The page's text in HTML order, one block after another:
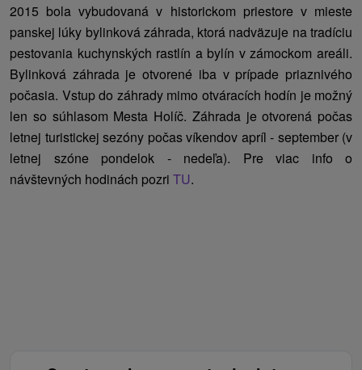
2015 bola vybudovaná v historickom priestore v mieste
panskej lúky bylinková záhrada, ktorá nadväzuje na tradíciu
pestovania kuchynských rastlín a bylín v zámockom areáli.
Bylinková záhrada je otvorené iba v prípade priaznivého
počasia. Vstup do záhrady mimo otváracích hodín je možný
len so súhlasom Mesta Holíč. Záhrada je otvorená počas
letnej turistickej sezóny počas víkendov apríl - september(v
letnej szóne pondelok - nedeľa). Pre viac info o
návštevných hodinách pozri TU.